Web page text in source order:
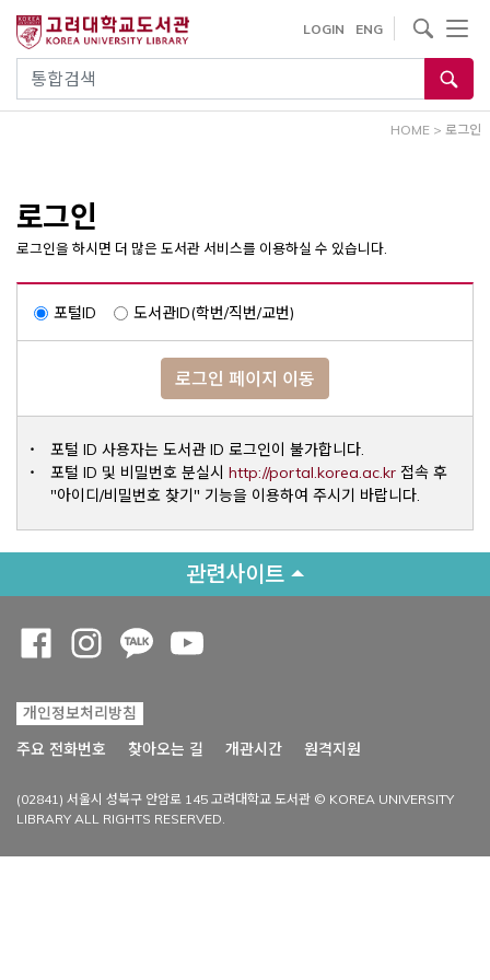
건
통합검색
LOGIN ENG
사이트내 검색
HOME > 로그인
로그인
로그인을 하시면 더 많은 도서관 서비스를 이용하실 수 있습니다.
포털ID 도서관ID(학번/직번/교번)
로그인 페이지 이동
포털 ID 사용자는 도서관 ID 로그인이 불가합니다.
포털 ID 및 비밀번호 분실시 http://portal.korea.ac.krOpens a
접속 후
"아이디/비밀번호 찾기" 기능을 이용하여 주시기 바랍니다.
관련사이트
개인정보처리방침
주요 전화번호
찾아오는 길 개관시간 원격지원
(02841) 서울시 성북구 안암로 145 고려대학교 도서관 © KOREA UNIVERSITY
LIBRARY ALL RIGHTS RESERVED.
Opens a new window
Opens a new window
Opens a new window